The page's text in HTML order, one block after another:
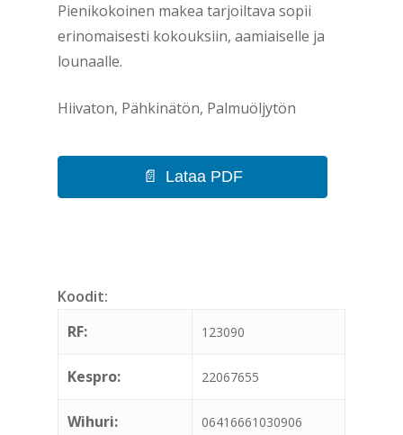
Pienikokoinen makea tarjoiltava sopii
erinomaisesti kokouksiin, aamiaiselle ja
lounaalle.
Hiivaton, Pähkinätön, Palmuöljytön
Lataa PDF
Koodit:
RF:
123090
Kespro: 22067655
Wihuri: 06416661030906